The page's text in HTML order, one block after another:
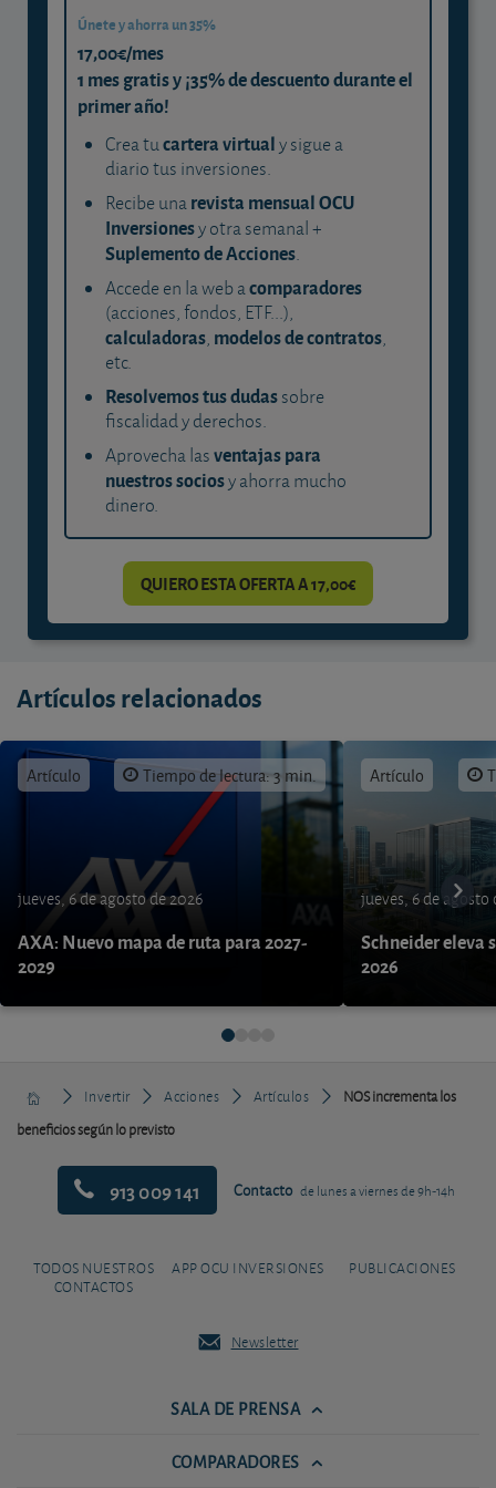
Únete y ahorra un 35%
17,00€/mes
1 mes gratis y ¡35% de descuento durante el
primer año!
Crea tucartera virtualy sigue a
diario tus inversiones.
Recibe unarevista mensual OCU
Inversionesy otra semanal +
Suplemento de Acciones.
Accede en la web acomparadores
(acciones, fondos, ETF...),
calculadoras, modelos de contratos,
etc.
Resolvemos tus dudassobre
fiscalidad y derechos.
Aprovecha lasventajas para
nuestros sociosy ahorra mucho
dinero.
QUIERO ESTA OFERTA A 17,00€
Artículos relacionados
Artículo Tiempo de lectura: 3 min.
jueves, 6 de agosto de 2026
AXA: Nuevo mapa de ruta para 2027-
2029
Artículo
jueves, 6 de agosto
Schneider eleva
2026
Invertir Acciones Artículos
NOS incrementa los
beneficios según lo previsto
913 009 141 Contacto de lunes a viernes de 9h-14h
TODOS NUESTROS
CONTACTOS
APP OCU INVERSIONES PUBLICACIONES
Newsletter
SALA DE PRENSA
COMPARADORES